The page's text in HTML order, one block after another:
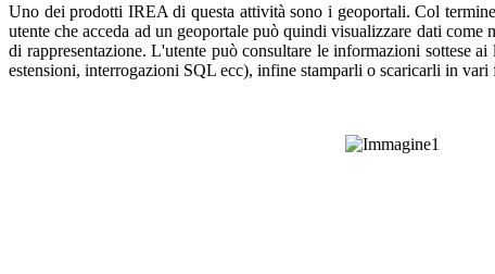
Uno dei prodotti IREA di questa attività sono i geoportali. Col
utente che acceda ad un geoportale può quindi visualizzare dati
di rappresentazione. L'utente può consultare le informazioni sottese
estensioni, interrogazioni SQL ecc), infine stamparli o scaricarli in vari